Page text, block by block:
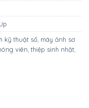
kỹ thuật số máy ảnh sơ
viên thiệp sinh nhật